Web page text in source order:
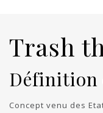
Trash
Définition
Concept venu des